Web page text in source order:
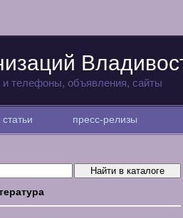
и телефоны, объявления, сайты
статьи пресс-релизы